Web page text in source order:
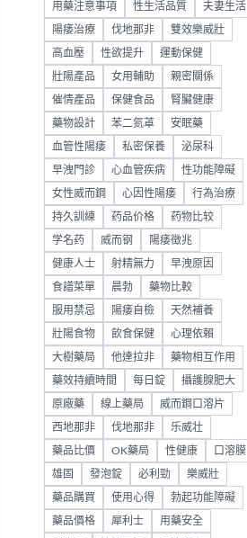
用藥注意事項 性生活品質 夫妻生活
陽痿治療 伐地那非 雙效樂威壯
高血壓 性欲提升 運動保健
壯陽產品 女用輔助 親密關係
催情產品 保健食品 腎臟健康
藥物設計 苯二氮䓬 安眠藥
血管性陽痿 私密保養 泌尿科
早洩門診 心血管疾病 性功能障礙
女性威而鋼 心因性陽痿 行為治療
持久訓練 药品价格 药物比较
学名药 威而钢 陽痿徵兆
健康人士 射精無力 早洩原因
食譜菜單 晨勃 藥物比較
服用禁忌 陽痿自檢 天然補養
壯陽食物 飲食保健 心理依賴
大樹藥局 他達拉非 藥物相互作用
藥效持續時間 每日錠 攝護腺肥大
原廠藥 線上藥局 威而鋼口溶片
西地那非 伐地那非 乐威壮
藥品比價 OK藥局 性健康 口溶膜
雄固 發泡錠 必利勁 樂威壯
藥品購買 使用心得 勃起功能障礙
藥品價格 犀利士 用藥安全